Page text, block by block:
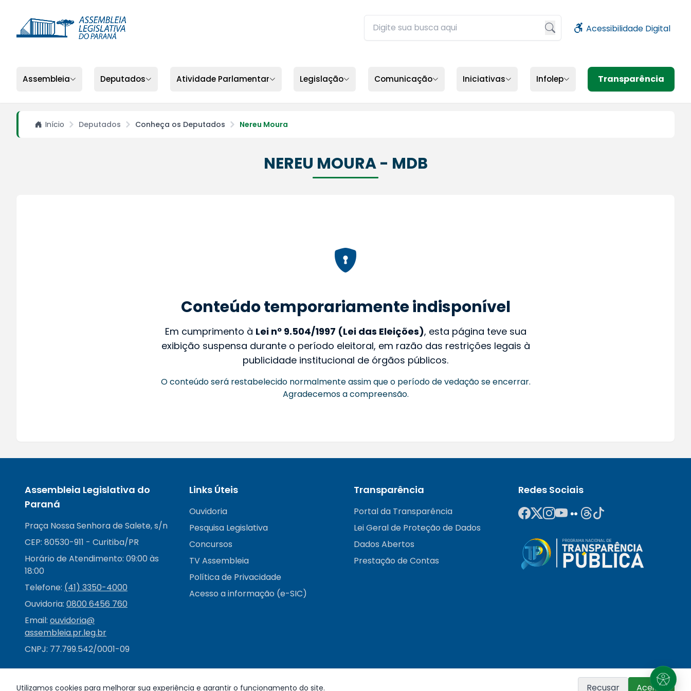
Buscar no site da ALEP
Acessibilidade Digital
Assembleia Deputados Atividade Parlamentar Legislação Comunicação Iniciativas Infolep Transparência
Início Deputados Conheça os Deputados Nereu Moura
NEREU MOURA - MDB
Conteúdo temporariamente indisponível
Em cumprimento à Lei nº 9.504/1997 (Lei das Eleições), esta página teve sua
exibição suspensa durante o período eleitoral, em razão das restrições legais à
publicidade institucional de órgãos públicos.
O conteúdo será restabelecido normalmente assim que o período de vedação se encerrar.
Agradecemos a compreensão.
Assembleia Legislativa do
Paraná
Praça Nossa Senhora de Salete, s/n
CEP: 80530-911 - Curitiba/PR
Horário de Atendimento: 09:00 às
18:00
Telefone: (41) 3350-4000
Ouvidoria: 0800 6456 760
Email: ouvidoria@
assembleia.pr.leg.br
CNPJ: 77.799.542/0001-09
Links Úteis
Ouvidoria
Pesquisa Legislativa
Concursos
TV Assembleia
Política de Privacidade
Acesso a informação (e-SIC)
Transparência
Portal da Transparência
Lei Geral de Proteção de Dados
Dados Abertos
Prestação de Contas
Redes Sociais
Utilizamos cookies para melhorar sua experiência e garantir o funcionamento do site. Recusar Aceitar